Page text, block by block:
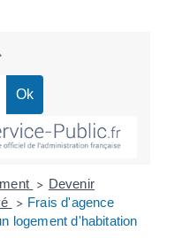
> Devenir
> Frais d'agence
logement d'habitation